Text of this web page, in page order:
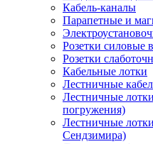
Кабель-каналы
Парапетные и
Розетки силовые
Розетки
Кабельные лотки
Лестничные
Лестничные
погружения)
Лестничные
Сендзимира)